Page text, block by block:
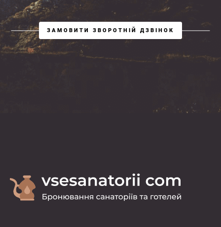
ЗАМОВИТИ ЗВОРОТНІЙ ДЗВІНОК